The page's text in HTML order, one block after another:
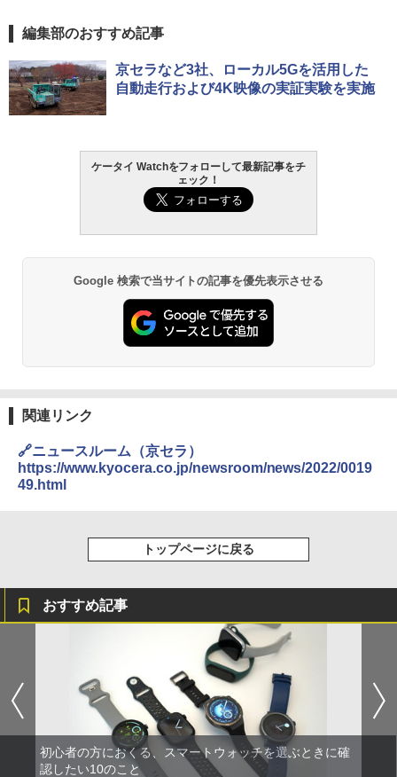
編集部のおすすめ記事
京セラなど3社、ローカル5Gを活用した
自動走行および4K映像の実証実験を実施
ケータイ Watchをフォローして最新記事をチ
ェック！
Google 検索で当サイトの記事を優先表示させる
関連リンク
🔗ニュースルーム（京セラ）
https://www.kyocera.co.jp/newsroom/news/2022/0019
49.html
トップページに戻る
おすすめ記事
初心者の方におくる、スマートウォッチを選ぶときに確
認したい10のこと